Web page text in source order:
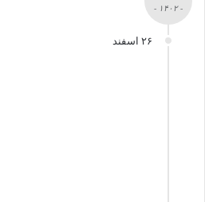
- ۱۴۰۲ -
۲۶ اسفند